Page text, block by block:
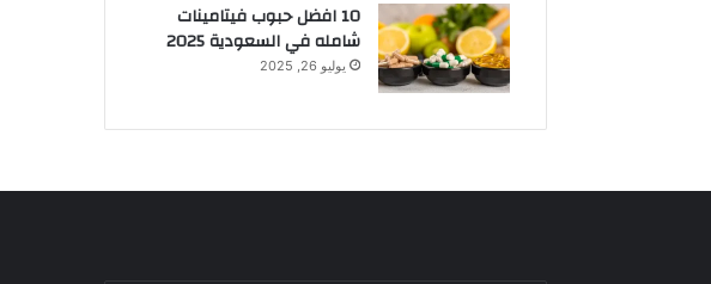
10 افضل حبوب فيتامينات
شامله​ في السعودية 2025
يوليو 26, 2025